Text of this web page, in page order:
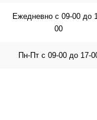
Ежедневно с 09-00 до
00
Пн-Пт с 09-00 до 17-